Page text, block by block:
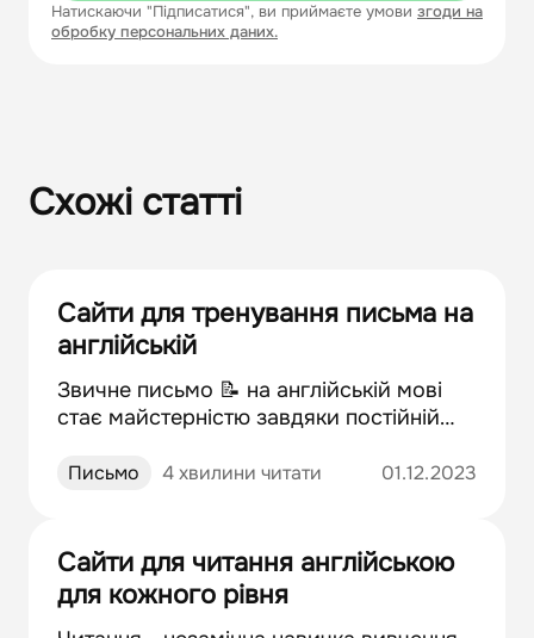
Натискаючи "Підписатися", ви приймаєте умови згоди на
обробку персональних даних.
Схожі статті
Сайти для тренування письма на
англійській
Звичне письмо 📝 на англійській мові
стає майстерністю завдяки постійній
цікавим та захоплюючим? Існують
подорож.
Письмо 4 хвилини читати 01.12.2023
Сайти для читання англійською
для кожного рівня